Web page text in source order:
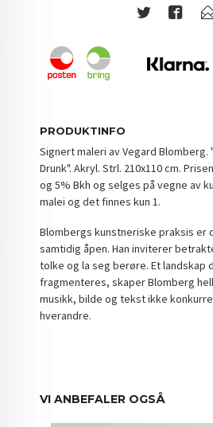
PRODUKTINFO
Signert maleri av Vegard Blomberg.
Drunk". Akryl. Strl. 210x110cm.
og 5% Bkh og selges på vegne av
malei og det finnes kun 1.
Blombergs kunstneriske praksis er
samtidig åpen. Han inviterer
tolke og la seg berøre. Et landskap
fragmenteres, skaper Blomberg
musikk, bilde og tekst ikke
hverandre.
VI ANBEFALER OGSÅ